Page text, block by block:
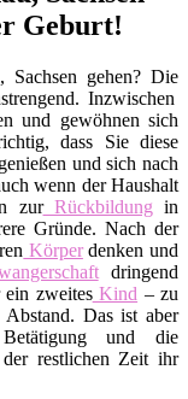
Geburt!
Sachsen gehen? Die
Inzwischen
und gewöhnen sich
dass Sie diese
und sich nach
wenn der Haushalt
zurRückbildung in
Gründe. Nach der
Körperdenken und
dringend
zweitesKind – zu
Das ist aber
und die
restlichen Zeit ihr